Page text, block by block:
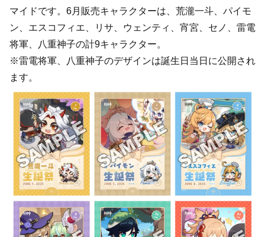
マイドです。6月販売キャラクターは、荒瀧一斗、パイモ
ン、エスコフィエ、リサ、ウェンティ、宵宮、セノ、雷電
将軍、八重神子の計9キャラクター。
※雷電将軍、八重神子のデザインは誕生日当日に公開され
ます。